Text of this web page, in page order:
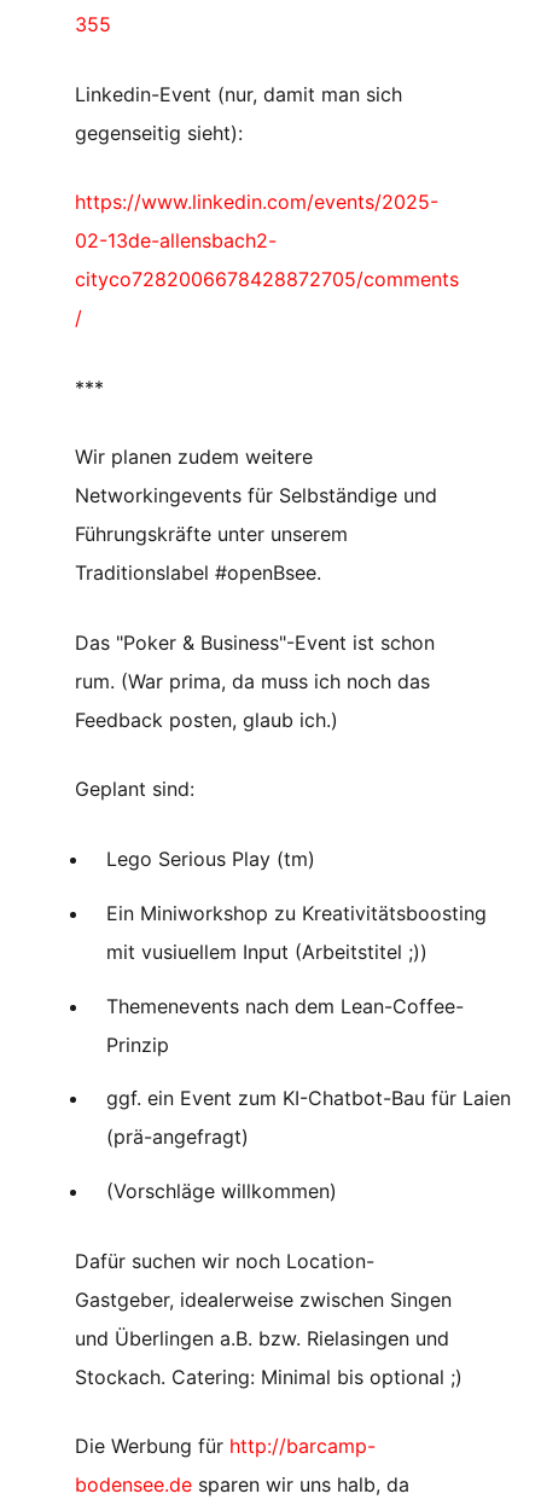
355
Linkedin-Event (nur, damit man sich
gegenseitig sieht):
https://www.linkedin.com/events/2025-
02-13de-allensbach2-
cityco7282006678428872705/comments
/
***
Wir planen zudem weitere
Networkingevents für Selbständige und
Führungskräfte unter unserem
Traditionslabel #openBsee.
Das "Poker & Business"-Event ist schon
rum. (War prima, da muss ich noch das
Feedback posten, glaub ich.)
Geplant sind:
Lego Serious Play (tm)
Ein Miniworkshop zu Kreativitätsboosting
mit vusiuellem Input (Arbeitstitel ;))
Themenevents nach dem Lean-Coffee-
Prinzip
ggf. ein Event zum KI-Chatbot-Bau für Laien
(prä-angefragt)
(Vorschläge willkommen)
Dafür suchen wir noch Location-
Gastgeber, idealerweise zwischen Singen
und Überlingen a.B. bzw. Rielasingen und
Stockach. Catering: Minimal bis optional ;)
Die Werbung für http://barcamp-
bodensee.de sparen wir uns halb, da